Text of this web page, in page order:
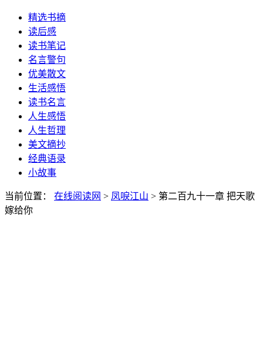
精选书摘
读后感
读书笔记
名言警句
优美散文
生活感悟
读书名言
人生感悟
人生哲理
美文摘抄
经典语录
小故事
当前位置： 在线阅读网 > 凤唳江山 > 第二百九十一章 把天歌
嫁给你